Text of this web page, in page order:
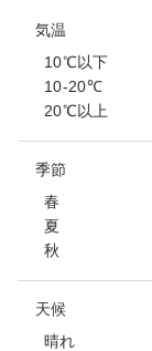
気温
10℃以下
10-20℃
20℃以上
季節
春
夏
秋
天候
晴れ